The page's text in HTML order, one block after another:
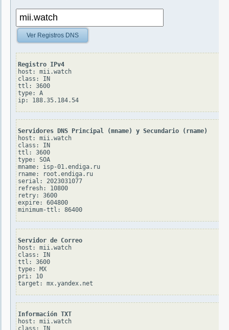
Ver Registros DNS
Registro IPv4
host: mii.watch
class: IN
ttl: 3600
type: A
Servidores DNS Principal (mname) y Secundario (rname)
host: mii.watch
class: IN
ttl: 3600
type: SOA
mname: isp-01.endiga.ru
rname: root.endiga.ru
serial: 2023031077
refresh: 10800
retry: 3600
expire: 604800
Servidor de Correo
host: mii.watch
class: IN
ttl: 3600
type: MX
pri: 10
Información TXT
host: mii.watch